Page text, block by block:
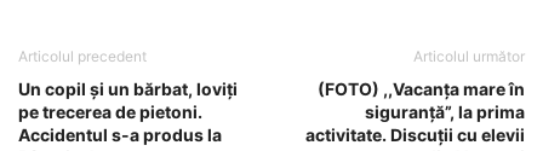
Articolul precedent
Un copil și un bărbat, loviți
pe trecerea de pietoni.
Accidentul s-a produs la
Articolul următor
(FOTO) ,,Vacanța mare în
siguranță”, la prima
activitate. Discuții cu elevii